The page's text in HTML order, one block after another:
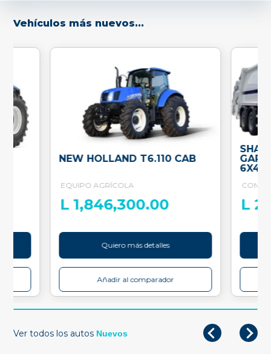
Vehículos más nuevos...
NEW HOLLAND T6.110 CAB
EQUIPO AGRÍCOLA
L 1,846,300.00
Quiero más detalles
Añadir al comparador
6X4
L
Ver todos los autos Nuevos